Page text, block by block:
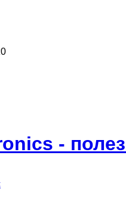
-